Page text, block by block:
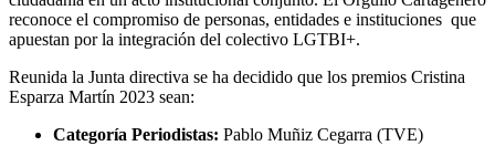
reconoce el compromiso de personas, entidades e instituciones que
apuestan por la integración del colectivo LGTBI+.
Reunida la Junta directiva se ha decidido que los premios Cristina
Esparza Martín 2023 sean:
Categoría Periodistas: Pablo Muñiz Cegarra (TVE)